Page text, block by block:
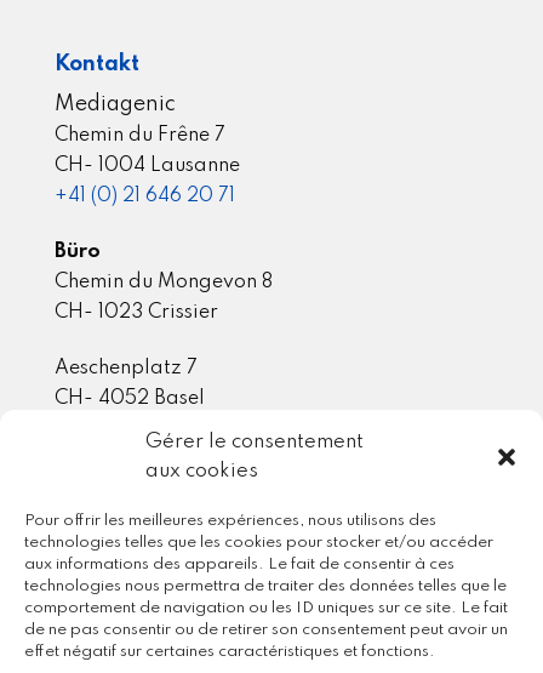
Gérer le consentement
aux cookies
Pour offrir les meilleures expériences, nous utilisons des
technologies telles que les cookies pour stocker et/ou accéder
aux informations des appareils. Le fait de consentir à ces
technologies nous permettra de traiter des données telles que le
comportement de navigation ou les ID uniques sur ce site. Le fait
de ne pas consentir ou de retirer son consentement peut avoir un
effet négatif sur certaines caractéristiques et fonctions.
Kontakt
Mediagenic
Chemin du Frêne 7
CH- 1004 Lausanne
+41 (0) 21 646 20 71
Büro
Chemin du Mongevon 8
CH- 1023 Crissier
Aeschenplatz 7
CH- 4052 Basel